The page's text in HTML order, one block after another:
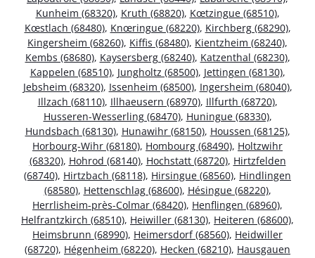
Kunheim (68320), Kruth (68820), Kœtzingue (68510),
Kœstlach (68480), Knœringue (68220), Kirchberg (68290),
Kingersheim (68260), Kiffis (68480), Kientzheim (68240),
Kembs (68680), Kaysersberg (68240), Katzenthal (68230),
Kappelen (68510), Jungholtz (68500), Jettingen (68130),
Jebsheim (68320), Issenheim (68500), Ingersheim (68040),
Illzach (68110), Illhaeusern (68970), Illfurth (68720),
Husseren-Wesserling (68470), Huningue (68330),
Hundsbach (68130), Hunawihr (68150), Houssen (68125),
Horbourg-Wihr (68180), Hombourg (68490), Holtzwihr
(68320), Hohrod (68140), Hochstatt (68720), Hirtzfelden
(68740), Hirtzbach (68118), Hirsingue (68560), Hindlingen
(68580), Hettenschlag (68600), Hésingue (68220),
Herrlisheim-près-Colmar (68420), Henflingen (68960),
Helfrantzkirch (68510), Heiwiller (68130), Heiteren (68600),
Heimsbrunn (68990), Heimersdorf (68560), Heidwiller
(68720), Hégenheim (68220), Hecken (68210), Hausgauen